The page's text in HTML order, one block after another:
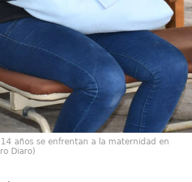
años se enfrentan a la maternidad en
Diaro)